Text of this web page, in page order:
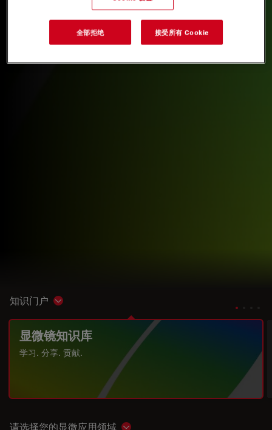
知识门户 Show subnavigation
显微镜知识库
学习. 分享. 贡献.
请选择您的显微应用领域
全部拒绝 接受所有 Cookie